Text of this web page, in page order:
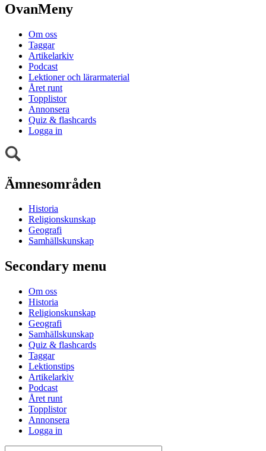
OvanMeny
Om oss
Taggar
Artikelarkiv
Podcast
Lektioner och lärarmaterial
Året runt
Topplistor
Annonsera
Quiz & flashcards
Logga in
Ämnesområden
Historia
Religionskunskap
Geografi
Samhällskunskap
Secondary menu
Om oss
Historia
Religionskunskap
Geografi
Samhällskunskap
Quiz & flashcards
Taggar
Lektionstips
Artikelarkiv
Podcast
Året runt
Topplistor
Annonsera
Logga in